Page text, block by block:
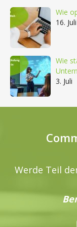
Wie
16. Juli
Wie
3. Juli
Werde Teil